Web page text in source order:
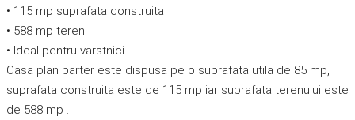
• 115 mp suprafata construita
• 588 mp teren
• Ideal pentru varstnici
Casa plan parter este dispusa pe o suprafata utila de 85 mp,
suprafata construita este de 115 mp iar suprafata terenului este
de 588 mp .